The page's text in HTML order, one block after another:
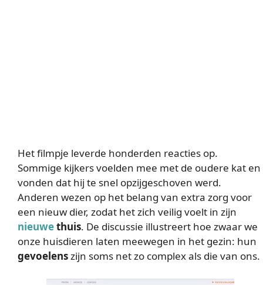
Het filmpje leverde honderden reacties op.
Sommige kijkers voelden mee met de oudere kat en
vonden dat hij te snel opzijgeschoven werd.
Anderen wezen op het belang van extra zorg voor
een nieuw dier, zodat het zich veilig voelt in zijn
nieuwethuis. De discussie illustreert hoe zwaar we
onze huisdieren laten meewegen in het gezin: hun
gevoelenszijn soms net zo complex als die van ons.